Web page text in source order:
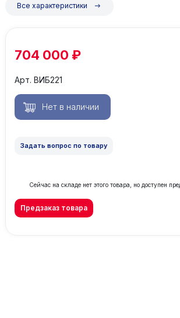
Все характеристики
704 000 ₽
Арт. ВИБ221
Задать вопрос по товару
Сейчас на складе нет этого товара, но доступен
Предзаказ товара